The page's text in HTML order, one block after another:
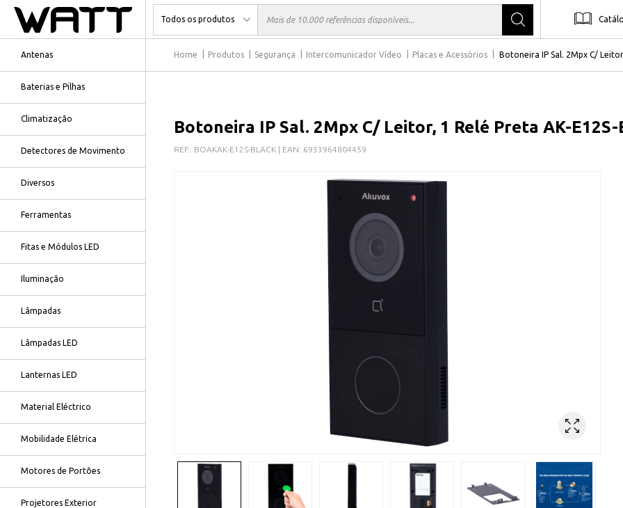
Antenas
Baterias e Pilhas
Climatização
Detectores de Movimento
Diversos
Ferramentas
Fitas e Módulos LED
Iluminação
Lâmpadas
Lâmpadas LED
Lanternas LED
Material Eléctrico
Mobilidade Elétrica
Motores de Portões
Projetores Exterior
Home Produtos Segurança Intercomunicador Vídeo Placas e Acessórios Botoneira IP Sal. 2Mpx C/
Botoneira IP Sal. 2Mpx C/ Leitor, 1 Relé Preta AK-E12S-
REF.: BOAKAK-E12S-BLACK | EAN: 6933964804459